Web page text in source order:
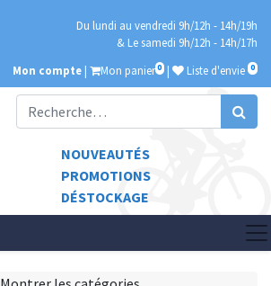
Du lundi au vendredi 9h/12h - 14h/19h
& Le samedi 9h/12h - 14h/17h
Mon compte | Mon panier 0 | Liste d'envie 0
NOUVEAUTÉS
PROMOTIONS
DÉSTOCKAGE